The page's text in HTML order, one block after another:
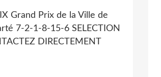
Grand Prix de la Ville de
7-2-1-8-15-6 SELECTION
DIRECTEMENT